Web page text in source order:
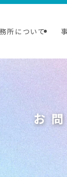
所について
お